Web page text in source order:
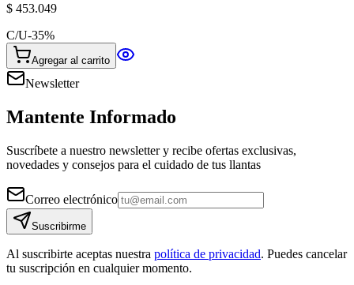
$ 453.049
C/U-35%
Agregar al carrito
Newsletter
Mantente Informado
Suscríbete a nuestro newsletter y recibe ofertas exclusivas,
novedades y consejos para el cuidado de tus llantas
Correo electrónico
Suscribirme
Al suscribirte aceptas nuestra política de privacidad. Puedes cancelar
tu suscripción en cualquier momento.